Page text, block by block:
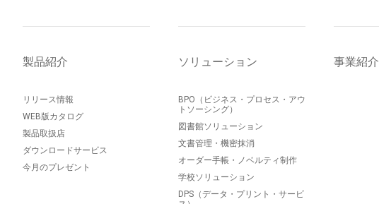
製品紹介
リリース情報
WEB版カタログ
製品取扱店
ダウンロードサービス
今月のプレゼント
ソリューション
BPO（ビジネス・プロセス・アウ
トソーシング）
図書館ソリューション
文書管理・機密抹消
オーダー手帳・ノベルティ制作
学校ソリューション
DPS（データ・プリント・サービ
事業紹介